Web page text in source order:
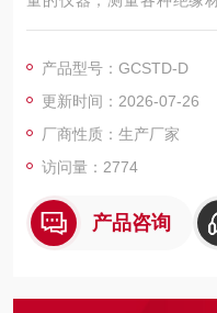
缆、电容器、互感器、变
产品型号：GCSTD-D
更新时间：2026-07-26
厂商性质：生产厂家
访问量：2774
产品咨询